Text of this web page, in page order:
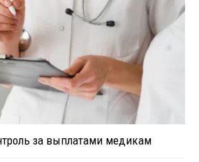
за выплатами медикам